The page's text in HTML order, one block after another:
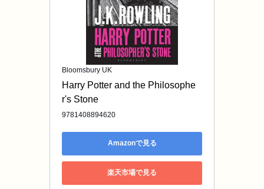
Bloomsbury UK
Harry Potter and the Philosophe
r's Stone
9781408894620
Amazonで見る
楽天市場で見る